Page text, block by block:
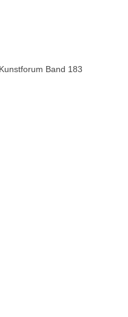
Band 183